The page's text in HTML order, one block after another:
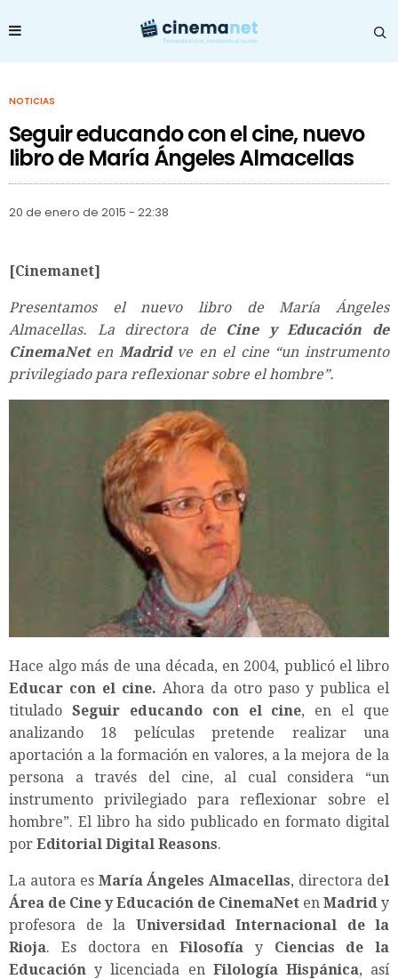
NOTICIAS
Seguir educando con el cine, nuevo
libro de María Ángeles Almacellas
20 de enero de 2015 - 22:38
[Cinemanet]
Presentamos el nuevo libro de María Ángeles
Almacellas. La directora de Cine y Educación de
CinemaNeten Madridve en el cine “un instrumento
privilegiado para reflexionar sobre el hombre”.
Hace algo más de una década, en 2004, publicó el libro
Educar con el cine. Ahora da otro paso y publica el
titulado Seguir educando con el cine, en el que
analizando 18 películas pretende realizar una
aportación a la formación en valores, a la mejora de la
persona a través del cine, al cual considera “un
instrumento privilegiado para reflexionar sobre el
hombre”. El libro ha sido publicado en formato digital
por Editorial Digital Reasons.
La autora esMaría Ángeles Almacellas, directora del
Área de Cine y Educación de CinemaNet en Madrid y
profesora de la Universidad Internacional de la
Rioja. Es doctora en Filosofía y Ciencias de la
Educación y licenciada en Filología Hispánica, así